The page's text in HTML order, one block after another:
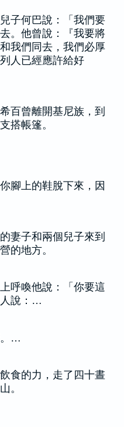
子何巴說：「我們要
。他曾說：『我要將
我們同去，我們必厚
人已經應許給好
百曾離開基尼族，到
搭帳篷。
腳上的鞋脫下來，因
妻子和兩個兒子來到
的地方。
呼喚他說：「你要這
說：…
。…
食的力，走了四十晝
。